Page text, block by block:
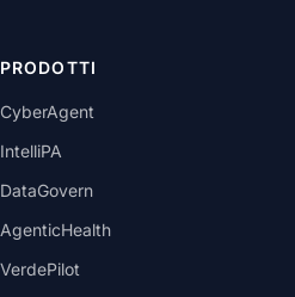
PRODOTTI
CyberAgent
IntelliPA
DataGovern
AgenticHealth
VerdePilot